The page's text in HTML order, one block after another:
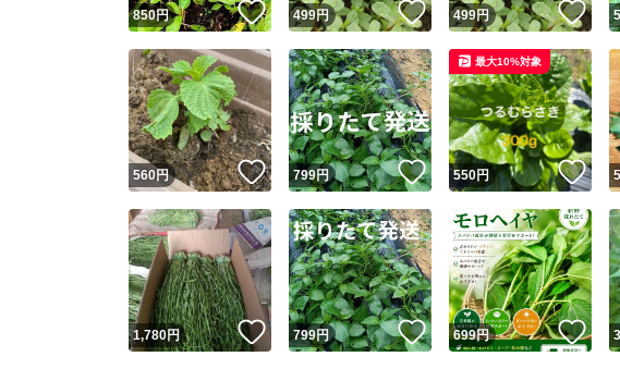
850円 いいね！
499円 いいね！
499円 い
560円 いいね！
799円 いいね！
550円 い
最大10%対象
1,780円 いいね！
799円 いいね！
699円 い